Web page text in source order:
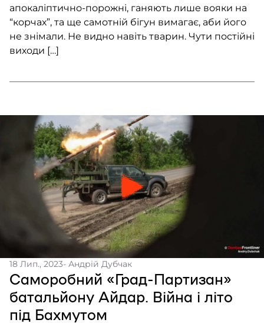
апокаліптично-порожні, ганяють лише вояки на
“корчах”, та ще самотній бігун вимагає, аби його
не знімали. Не видно навіть тварин. Чути постійні
виходи […]
18 Лип., 2023- Андрій Дубчак
Саморобний «Град-Партизан»
батальйону Айдар. Війна і літо
під Бахмутом